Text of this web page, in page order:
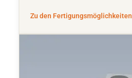
Zu den Fertigungsmöglichkeiten